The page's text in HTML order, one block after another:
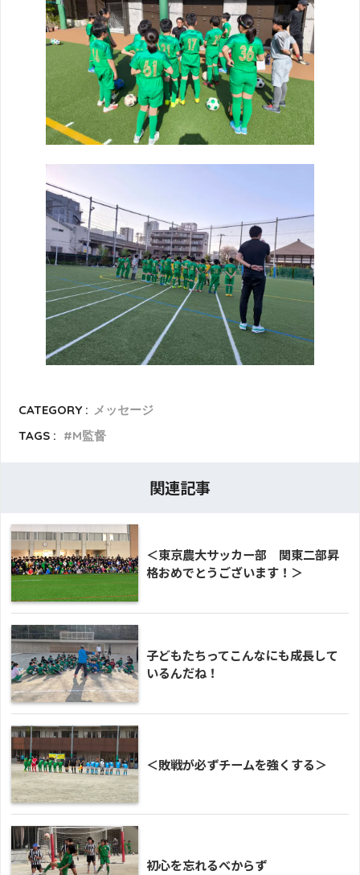
CATEGORY : メッセージ
TAGS :
M監督
関連記事
＜東京農大サッカー部 関東二部昇
格おめでとうございます！＞
子どもたちってこんなにも成長して
いるんだね！
＜敗戦が必ずチームを強くする＞
初心を忘れるべからず